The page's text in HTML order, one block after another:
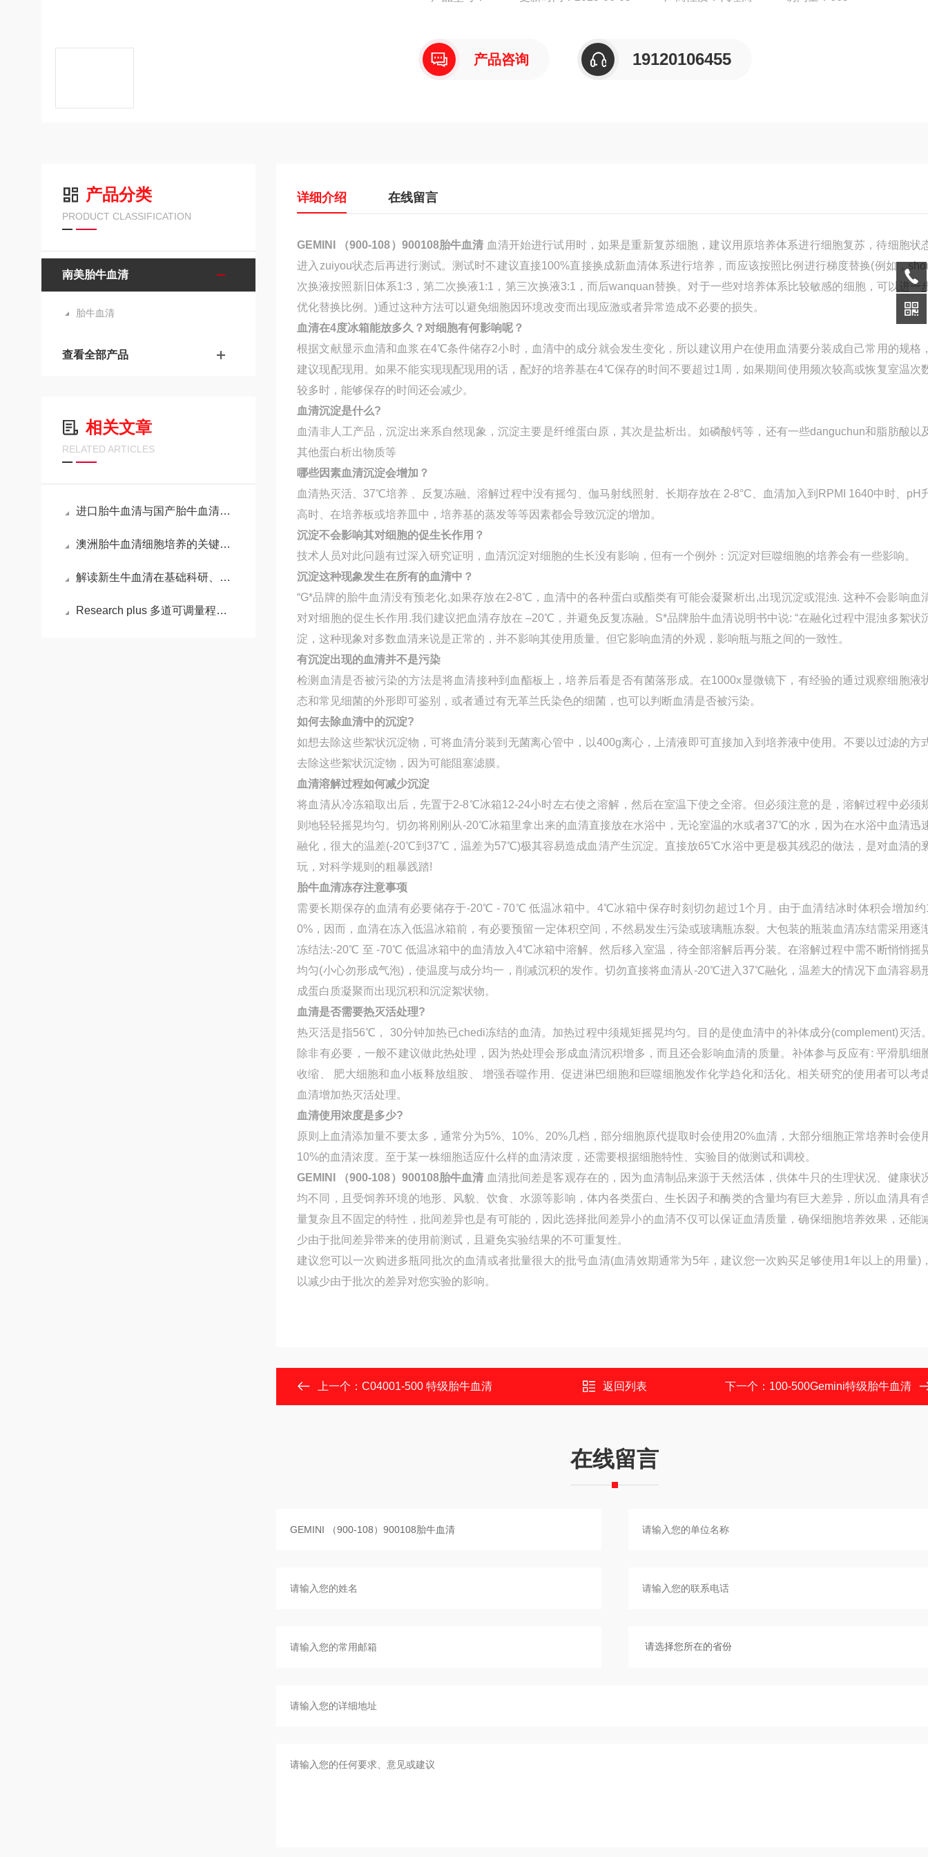
产品咨询 19120106455
产品分类
PRODUCT CLASSIFICATION
南美胎牛血清
胎牛血清
查看全部产品
相关文章
RELATED ARTICLES
进口胎牛血清与国产胎牛血清的比较：质量、成本与应用
澳洲胎牛血清细胞培养的关键营养源
解读新生牛血清在基础科研、疫苗生产与生物制药中的不可替代性
Research plus 多道可调量程移液器的特性
详细介绍 在线留言
GEMINI （900-108） 900108胎牛血清 血清开始进行试用时，如果是重新复苏细胞，建议用原培养体系进行细胞复苏，待细胞状
进入 zuiyou状态后再进行测试。测试时不建议直接100%直接换成新血清体系进行培养，而应该按照比例进行梯度替换(例如，
次换液按照新旧体系1:3，第二次换液1:1，第三次换液3:1，而后wanquan替换。对于一些对培养体系比较敏感的细胞，可以进一
优化替换比例。)通过这种方法可以避免细胞因环境改变而出现应激或者异常造成不必要的损失。
血清在4度冰箱能放多久？对细胞有何影响呢？
根据文献显示血清和血浆在4℃条件储存2小时，血清中的成分就会发生变化，所以建议用户在使用血清要分装成自己常用的规格
建议现配现用。如果不能实现现配现用的话，配好的培养基在4℃保存的时间不要超过1周，如果期间使用频次较高或恢复室温次
较多时，能够保存的时间还会减少。
血清沉淀是什么?
血清非人工产品，沉淀出来系自然现象，沉淀主要是纤维蛋白原，其次是盐析出。如磷酸钙等，还有一些danguchun和脂肪酸以
其他蛋白析出物质等
哪些因素血清沉淀会增加？
血清热灭活、37℃培养 、反复冻融、溶解过程中没有摇匀、伽马射线照射、长期存放在 2-8°C、血清加入到RPMI 1640中时、pH
高时、在培养板或培养皿中，培养基的蒸发等等因素都会导致沉淀的增加。
沉淀不会影响其对细胞的促生长作用？
技术人员对此问题有过深入研究证明，血清沉淀对细胞的生长没有影响，但有一个例外：沉淀对巨噬细胞的培养会有一些影响。
沉淀这种现象发生在所有的血清中 ？
“G*品牌的胎牛血清没有预老化,如果存放在2-8℃，血清中的各种蛋白或酯类有可能会凝聚析出,出现沉淀或混浊. 这种不会影响血
对对细胞的促生长作用.我们建议把血清存放在 –20℃，并避免反复冻融。S*品牌胎牛血清说明书中说: “在融化过程中混浊多絮状
淀，这种现象对多数血清来说是正常的，并不影响其使用质量。但它影响血清的外观，影响瓶与瓶之间的一致性。
有沉淀出现的血清并不是污染
检测血清是否被污染的方法是将血清接种到血酯板上，培养后看是否有菌落形成。在1000x显微镜下，有经验的通过观察细胞液
态和常见细菌的外形即可鉴别，或者通过有无革兰氏染色的细菌，也可以判断血清是否被污染。
如何去除血清中的沉淀?
如想去除这些絮状沉淀物，可将血清分装到无菌离心管中，以400g离心，上清液即可直接加入到培养液中使用。不要以过滤的方
去除这些絮状沉淀物，因为可能阻塞滤膜。
血清溶解过程如何减少沉淀
将血清从冷冻箱取出后，先置于2-8℃冰箱12-24小时左右使之溶解，然后在室温下使之全溶。但必须注意的是，溶解过程中必须
则地轻轻摇晃均匀。切勿将刚刚从-20℃冰箱里拿出来的血清直接放在水浴中，无论室温的水或者37℃的水，因为在水浴中血清迅
融化，很大的温差(-20℃到37℃，温差为57℃)极其容易造成血清产生沉淀。直接放65℃水浴中更是极其残忍的做法，是对血清的
玩，对科学规则的粗暴践踏!
胎牛血清冻存注意事项
需要长期保存的血清有必要储存于-20℃ - 70℃ 低温冰箱中。4℃冰箱中保存时刻切勿超过1个月。由于血清结冰时体积会增加约
0%，因而，血清在冻入低温冰箱前，有必要预留一定体积空间，不然易发生污染或玻璃瓶冻裂。大包装的瓶装血清冻结需采用逐
冻结法:-20℃ 至 -70℃ 低温冰箱中的血清放入4℃冰箱中溶解。然后移入室温，待全部溶解后再分装。在溶解过程中需不断悄悄摇
均匀(小心勿形成气泡)，使温度与成分均一，削减沉积的发作。切勿直接将血清从-20℃进入37℃融化，温差大的情况下血清容易
成蛋白质凝聚而出现沉积和沉淀絮状物。
血清是否需要热灭活处理?
热灭活是指56℃， 30分钟加热已chedi冻结的血清。加热过程中须规矩摇晃均匀。目的是使血清中的补体成分(complement)灭活
除非有必要，一般不建议做此热处理，因为热处理会形成血清沉积增多，而且还会影响血清的质量。补体参与反应有: 平滑肌细
收缩、 肥大细胞和血小板释放组胺、 增强吞噬作用、促进淋巴细胞和巨噬细胞发作化学趋化和活化。相关研究的使用者可以考
血清增加热灭活处理。
血清使用浓度是多少?
原则上血清添加量不要太多，通常分为5%、10%、20%几档，部分细胞原代提取时会使用20%血清，大部分细胞正常培养时会使
10%的血清浓度。至于某一株细胞适应什么样的血清浓度，还需要根据细胞特性、实验目的做测试和调校。
GEMINI
（900-108） 900108胎牛血清 血清批间差是客观存在的，因为血清制品来源于天然活体，供体牛只的生理状况、健康状
均不同，且受饲养环境的地形、风貌、饮食、水源等影响，体内各类蛋白、生长因子和酶类的含量均有巨大差异，所以血清具有
量复杂且不固定的特性，批间差异也是有可能的，因此选择批间差异小的血清不仅可以保证血清质量，确保细胞培养效果，还能
少由于批间差异带来的使用前测试，且避免实验结果的不可重复性。
建议您可以一次购进多瓶同批次的血清或者批量很大的批号血清(血清效期通常为5年，建议您一次购买足够使用1年以上的用量)
以减少由于批次的差异对您实验的影响。
上一个：C04001-500 特级胎牛血清 返回列表 下一个： 100-500Gemini特级胎牛血清
在线留言